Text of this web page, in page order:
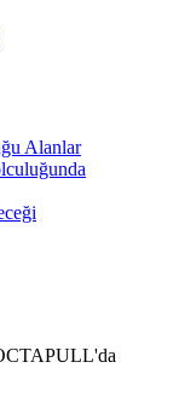
Alanlar